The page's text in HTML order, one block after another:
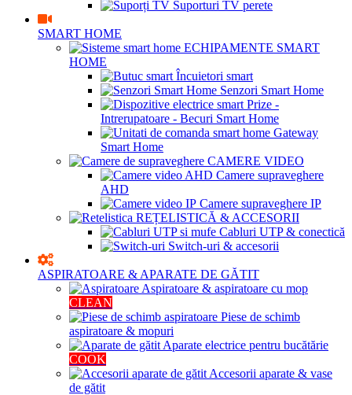
Suporturi TV perete
SMART HOME
ECHIPAMENTE SMART
HOME
Încuietori smart
Senzori Smart Home
Prize -
Intrerupatoare - Becuri Smart Home
Gateway
Smart Home
CAMERE VIDEO
Camere supraveghere
AHD
Camere supraveghere IP
REȚELISTICĂ & ACCESORII
Cabluri UTP & conectică
Switch-uri & accesorii
ASPIRATOARE & APARATE DE GĂTIT
Aspiratoare & aspiratoare cu mop
CLEAN
Piese de schimb
aspiratoare & mopuri
Aparate electrice pentru bucătărie
COOK
Accesorii aparate & vase
de gătit